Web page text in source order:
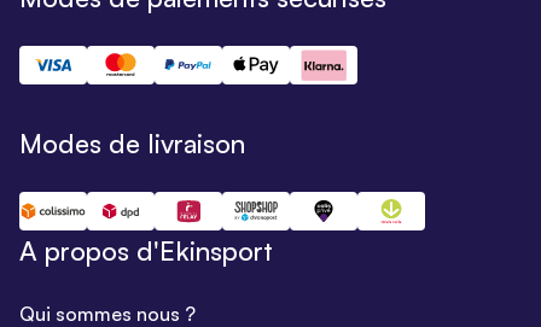
Modes de livraison
A propos d'Ekinsport
Qui sommes nous ?